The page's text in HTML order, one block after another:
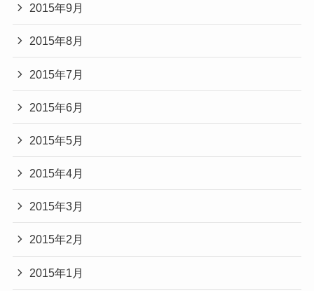
2015年9月
2015年8月
2015年7月
2015年6月
2015年5月
2015年4月
2015年3月
2015年2月
2015年1月